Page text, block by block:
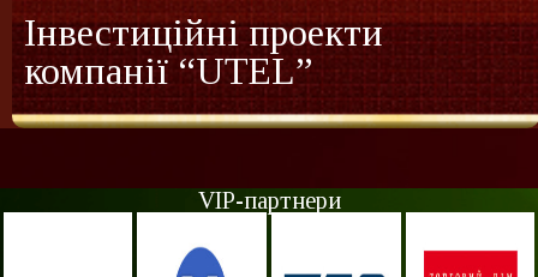
Інвестиційні проекти
компанії “UTEL”
VIP-партнери